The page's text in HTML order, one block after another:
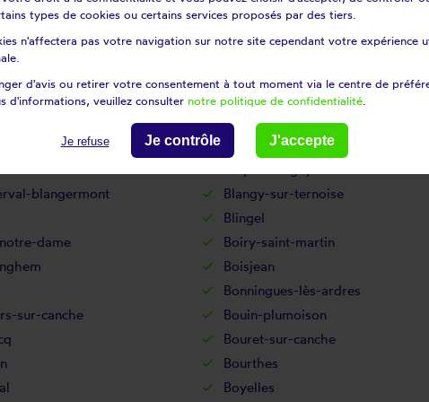
Berck
au-bois Berles-monchel
Beugnâtre
Beuvrequen
saint-vaast Biefvillers-lès-bapaume
blangermont Blangy-sur-ternoise
Blingel
dame Boiry-saint-martin
Boisjean
Bonningues-lès-ardres
sur-canche Bouin-plumoison
Bouret-sur-canche
Bourthes
Boyelles
types de cookies ou certains services proposés par des tiers.
n'affectera pas votre navigation sur notre site cependant votre expérience
d'avis ou retirer votre consentement à tout moment via le centre de
d'informations, veuillez consulter notre politique de confidentialité
Je refuse Je contrôle J'accepte